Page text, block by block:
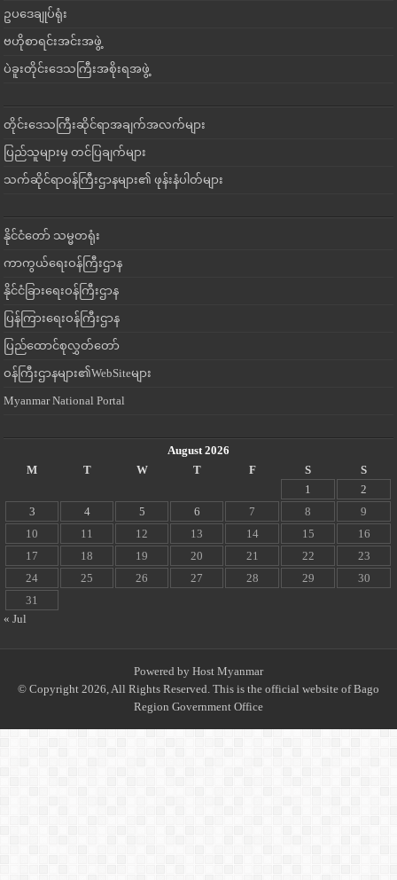
ဥပဒေချုပ်ရုံး
ဗဟိုစာရင်းအင်းအဖွဲ့
ပဲခူးတိုင်းဒေသကြီးအစိုးရအဖွဲ့
တိုင်းဒေသကြီးဆိုင်ရာအချက်အလက်များ
ပြည်သူများမှ တင်ပြချက်များ
သက်ဆိုင်ရာဝန်ကြီးဌာနများ၏ ဖုန်းနံပါတ်များ
နိုင်ငံတော် သမ္မတရုံး
ကာကွယ်ရေးဝန်ကြီးဌာန
နိုင်ငံခြားရေးဝန်ကြီးဌာန
ပြန်ကြားရေးဝန်ကြီးဌာန
ပြည်ထောင်စုလွှတ်တော်
ဝန်ကြီးဌာနများ၏WebSiteများ
Myanmar National Portal
August 2026
M
T W T F S
S
1
2
3
4 5 6 7 8
9
10
11 12 13 14 15
16
17
18 19 20 21 22
23
24
25 26 27 28 29
30
31
« Jul
Powered by Host Myanmar
© Copyright 2026, All Rights Reserved. This is the official website of Bago
Region Government Office